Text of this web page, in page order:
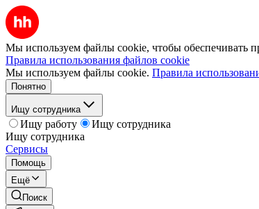
Мы используем файлы cookie, чтобы обеспечивать
Правила использования файлов cookie
Мы используем файлы cookie. Правила
Понятно
Ищу сотрудника
Ищу работу
Ищу сотрудника
Ищу сотрудника
Сервисы
Помощь
Ещё
Поиск